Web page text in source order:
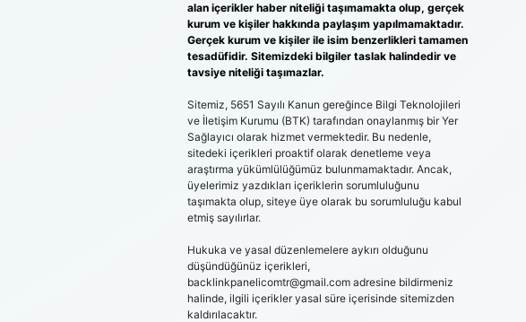
alan içerikler haber niteliği taşımamakta olup, gerçek
kurum ve kişiler hakkında paylaşım yapılmamaktadır.
Gerçek kurum ve kişiler ile isim benzerlikleri tamamen
tesadüfidir. Sitemizdeki bilgiler taslak halindedir ve
tavsiye niteliği taşımazlar.
Sitemiz, 5651 Sayılı Kanun gereğince Bilgi Teknolojileri
ve İletişim Kurumu (BTK) tarafından onaylanmış bir Yer
Sağlayıcı olarak hizmet vermektedir. Bu nedenle,
sitedeki içerikleri proaktif olarak denetleme veya
araştırma yükümlülüğümüz bulunmamaktadır. Ancak,
üyelerimiz yazdıkları içeriklerin sorumluluğunu
taşımakta olup, siteye üye olarak bu sorumluluğu kabul
etmiş sayılırlar.
Hukuka ve yasal düzenlemelere aykırı olduğunu
düşündüğünüz içerikleri,
backlinkpanelicomtr@gmail.comadresine bildirmeniz
halinde, ilgili içerikler yasal süre içerisinde sitemizden
kaldırılacaktır.